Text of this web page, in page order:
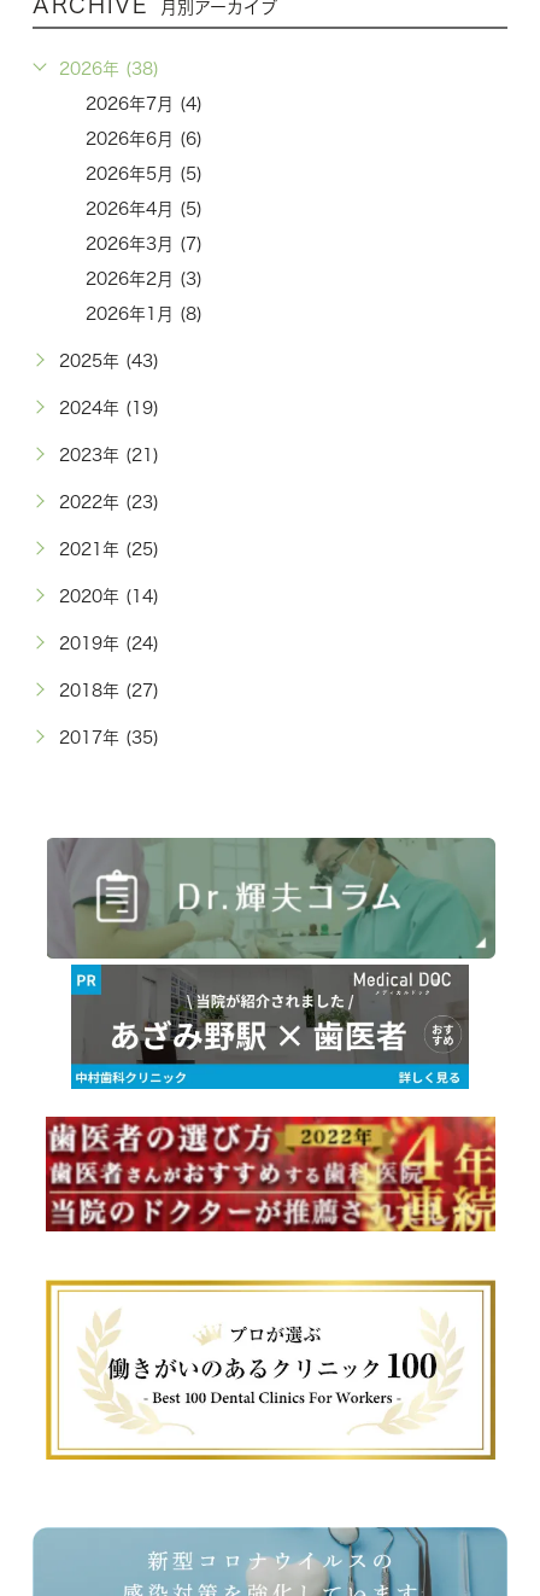
ARCHIVE 月別アーカイブ
2026年 (38)
2026年7月 (4)
2026年6月 (6)
2026年5月 (5)
2026年4月 (5)
2026年3月 (7)
2026年2月 (3)
2026年1月 (8)
2025年 (43)
2024年 (19)
2023年 (21)
2022年 (23)
2021年 (25)
2020年 (14)
2019年 (24)
2018年 (27)
2017年 (35)